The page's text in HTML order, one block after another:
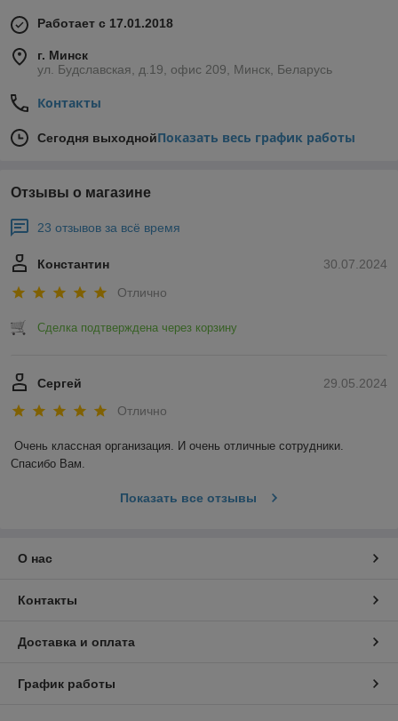
Работает с 17.01.2018
г. Минск
ул. Будславская, д.19, офис 209, Минск, Беларусь
Контакты
Сегодня выходнойПоказать весь график работы
Отзывы о магазине
23 отзывов за всё время
30.07.2024
Константин
Отлично
Сделка подтверждена через корзину
29.05.2024
Сергей
Отлично
Очень классная организация. И очень отличные сотрудники.
Спасибо Вам.
Показать все отзывы
О нас
Контакты
Доставка и оплата
График работы